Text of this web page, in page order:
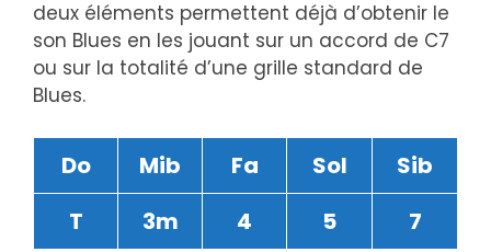
deux éléments permettent déjà d’obtenir le
son Blues en les jouant sur un accord de C7
ou sur la totalité d’une grille standard de
Blues.
Do Mib Fa Sol
Sib
T
3m 4 5 7